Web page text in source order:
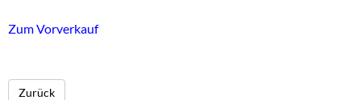
Zum Vorverkauf
Zurück